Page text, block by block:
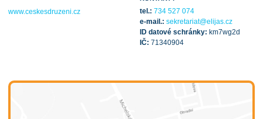
www.ceskesdruzeni.cz tel.: 734 527 074
e-mail.: sekretariat@elijas.cz
ID datové schránky: km7wg2d
IČ: 71340904